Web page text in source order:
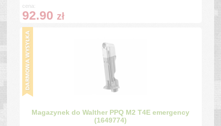
cena:
92.90 zł
Magazynek do Walther PPQ M2 T4E emergency
(1649774)